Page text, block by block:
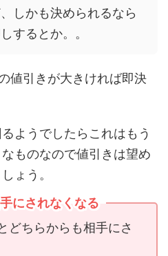
しかも決められるなら
するとか。。
値引きが大きければ即決
ようでしたらこれはもう
ものなので値引きは望め
ょう。
にされなくなる
どちらからも相手にさ